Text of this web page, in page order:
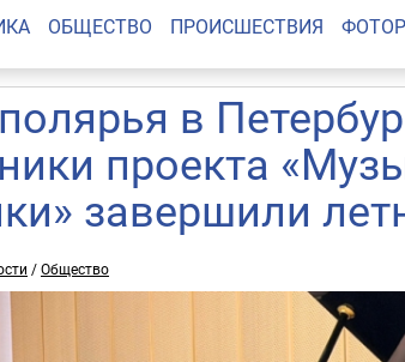
ОБЩЕСТВО ПРОИСШЕСТВИЯ
в
проекта
завершили
/Общество